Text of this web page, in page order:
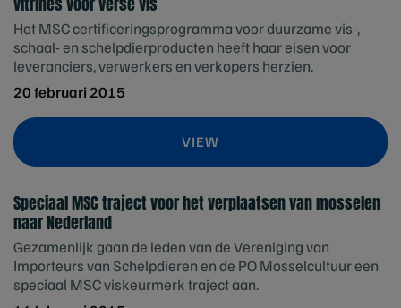
Het MSC certificeringsprogramma voor duurzame vis-,
schaal- en schelpdierproducten heeft haar eisen voor
leveranciers, verwerkers en verkopers herzien.
20 februari 2015
VIEW
Speciaal MSC traject voor het verplaatsen van mosselen
naar Nederland
Gezamenlijk gaan de leden van de Vereniging van
Importeurs van Schelpdieren en de PO Mosselcultuur een
speciaal MSC viskeurmerk traject aan.